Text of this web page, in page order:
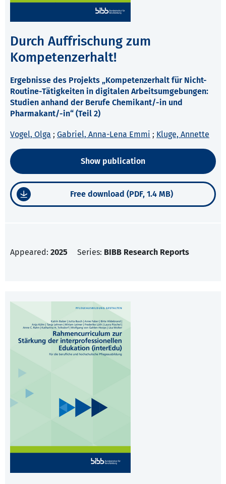
Durch Auffrischung zum
Kompetenzerhalt!
Ergebnisse des Projekts „Kompetenzerhalt für Nicht-
Routine-Tätigkeiten in digitalen Arbeitsumgebungen:
Studien anhand der Berufe Chemikant/-in und
Pharmakant/-in“ (Teil 2)
Vogel, Olga ; Gabriel, Anna-Lena Emmi ; Kluge, Annette
Show publication
Free download (PDF, 1.4 MB)
Appeared: 2025 Series: BIBB Research Reports